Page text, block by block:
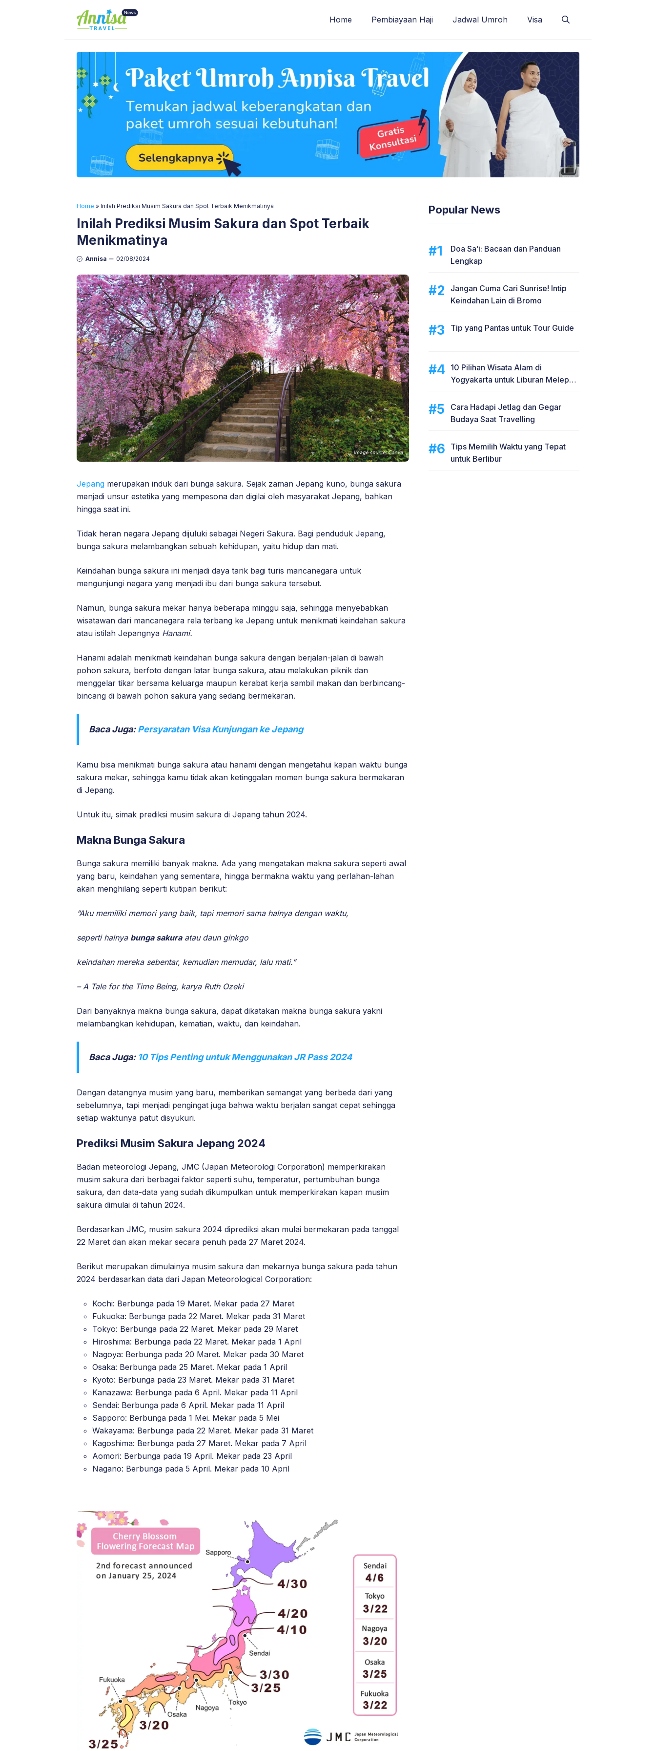
Home Pembiayaan Haji Jadwal Umroh Visa
Home » Inilah Prediksi Musim Sakura dan Spot Terbaik Menikmatinya
Inilah Prediksi Musim Sakura dan Spot Terbaik
Menikmatinya
Annisa 02/08/2024
Jepang merupakan induk dari bunga sakura. Sejak zaman Jepang kuno, bunga sakura
menjadi unsur estetika yang mempesona dan digilai oleh masyarakat Jepang, bahkan
hingga saat ini.
Tidak heran negara Jepang dijuluki sebagai Negeri Sakura. Bagi penduduk Jepang,
bunga sakura melambangkan sebuah kehidupan, yaitu hidup dan mati.
Keindahan bunga sakura ini menjadi daya tarik bagi turis mancanegara untuk
mengunjungi negara yang menjadi ibu dari bunga sakura tersebut.
Namun, bunga sakura mekar hanya beberapa minggu saja, sehingga menyebabkan
wisatawan dari mancanegara rela terbang ke Jepang untuk menikmati keindahan sakura
atau istilah Jepangnya Hanami.
Hanami adalah menikmati keindahan bunga sakura dengan berjalan-jalan di bawah
pohon sakura, berfoto dengan latar bunga sakura, atau melakukan piknik dan
menggelar tikar bersama keluarga maupun kerabat kerja sambil makan dan berbincang-
bincang di bawah pohon sakura yang sedang bermekaran.
Baca Juga:Persyaratan Visa Kunjungan ke Jepang
Kamu bisa menikmati bunga sakura atau hanami dengan mengetahui kapan waktu bunga
sakura mekar, sehingga kamu tidak akan ketinggalan momen bunga sakura bermekaran
di Jepang.
Untuk itu, simak prediksi musim sakura di Jepang tahun 2024.
Makna Bunga Sakura
Bunga sakura memiliki banyak makna. Ada yang mengatakan makna sakura seperti awal
yang baru, keindahan yang sementara, hingga bermakna waktu yang perlahan-lahan
akan menghilang seperti kutipan berikut:
“Aku memiliki memori yang baik, tapi memori sama halnya dengan waktu,
seperti halnya bunga sakuraatau daun ginkgo
keindahan mereka sebentar, kemudian memudar, lalu mati.”
– A Tale for the Time Being, karya Ruth Ozeki
Dari banyaknya makna bunga sakura, dapat dikatakan makna bunga sakura yakni
melambangkan kehidupan, kematian, waktu, dan keindahan.
Baca Juga: 10 Tips Penting untuk Menggunakan JR Pass 2024
Dengan datangnya musim yang baru, memberikan semangat yang berbeda dari yang
sebelumnya, tapi menjadi pengingat juga bahwa waktu berjalan sangat cepat sehingga
setiap waktunya patut disyukuri.
Prediksi Musim Sakura Jepang 2024
Badan meteorologi Jepang, JMC (Japan Meteorologi Corporation) memperkirakan
musim sakura dari berbagai faktor seperti suhu, temperatur, pertumbuhan bunga
sakura, dan data-data yang sudah dikumpulkan untuk memperkirakan kapan musim
sakura dimulai di tahun 2024.
Berdasarkan JMC, musim sakura 2024 diprediksi akan mulai bermekaran pada tanggal
22 Maret dan akan mekar secara penuh pada 27 Maret 2024.
Berikut merupakan dimulainya musim sakura dan mekarnya bunga sakura pada tahun
2024 berdasarkan data dari Japan Meteorological Corporation:
Kochi: Berbunga pada 19 Maret. Mekar pada 27 Maret
Fukuoka: Berbunga pada 22 Maret. Mekar pada 31 Maret
Tokyo: Berbunga pada 22 Maret. Mekar pada 29 Maret
Hiroshima: Berbunga pada 22 Maret. Mekar pada 1 April
Nagoya: Berbunga pada 20 Maret. Mekar pada 30 Maret
Osaka: Berbunga pada 25 Maret. Mekar pada 1 April
Kyoto: Berbunga pada 23 Maret. Mekar pada 31 Maret
Kanazawa: Berbunga pada 6 April. Mekar pada 11 April
Sendai: Berbunga pada 6 April. Mekar pada 11 April
Sapporo: Berbunga pada 1 Mei. Mekar pada 5 Mei
Wakayama: Berbunga pada 22 Maret. Mekar pada 31 Maret
Kagoshima: Berbunga pada 27 Maret. Mekar pada 7 April
Aomori: Berbunga pada 19 April. Mekar pada 23 April
Nagano: Berbunga pada 5 April. Mekar pada 10 April
Popular News
Doa Sa’i: Bacaan dan Panduan
Lengkap
Jangan Cuma Cari Sunrise! Intip
Keindahan Lain di Bromo
Tip yang Pantas untuk Tour Guide
10 Pilihan Wisata Alam di
Yogyakarta untuk Liburan Melepas
Cara Hadapi Jetlag dan Gegar
Budaya Saat Travelling
Tips Memilih Waktu yang Tepat
untuk Berlibur